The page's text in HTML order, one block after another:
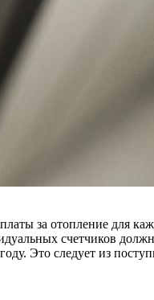
за отопление для
счетчиков
Это следует из